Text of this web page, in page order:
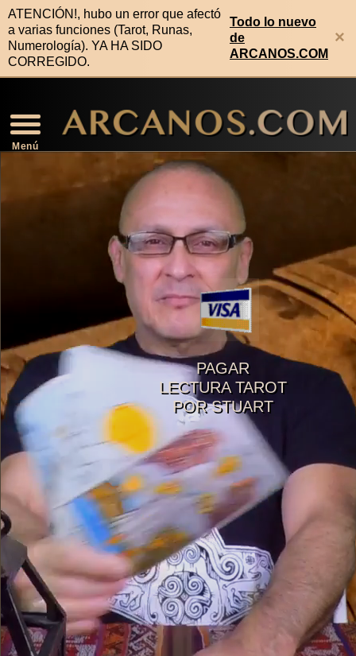
ATENCIÓN!, hubo un error que afectó
a varias funciones (Tarot, Runas,
Numerología). YA HA SIDO
CORREGIDO.
Todo lo nuevo
de
ARCANOS.COM
×
Menú Horóscopo de Hoy
Horóscopo de Mañana
Horóscopo de la Salud
Video Horóscopo Semanal
Predicciones 2026
Signos Zodiacales
Signos Compatibles
Numerología Predictiva
Lectura Tarot
Lectura Runas
Lectura Geomancia
Rituales
Noticias de Los Arcanos
PAGAR
LECTURA TAROT
POR STUART